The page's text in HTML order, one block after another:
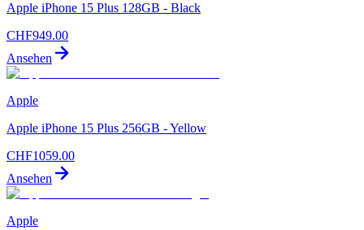
Apple iPhone 15 Plus 128GB - Black
CHF949.00
Ansehen
Apple
Apple iPhone 15 Plus 256GB - Yellow
CHF1059.00
Ansehen
Apple